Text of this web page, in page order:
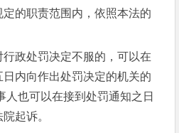
的职责范围内，依照本法的
政处罚决定不服的，可以在
内向作出处罚决定的机关的
人也可以在接到处罚通知之日
起诉。